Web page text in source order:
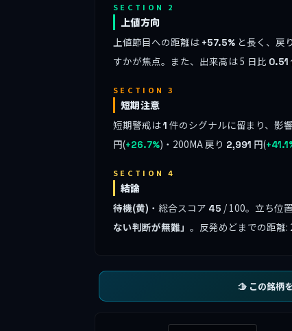
SECTION 2
上値方向
上値節目への距離は +57.5% と長く、戻
すかが焦点。また、出来高は 5 日比 0.51
SECTION 3
短期注意
短期警戒は1 件のシグナルに留まり、影
円(+26.7%)・200MA 戻り 2,991 円(
SECTION 4
結論
待機(黄) ・総合スコア 45 / 100。立ち位
ない判断が無難」 。反発めどまでの距離:
🫱 この銘柄